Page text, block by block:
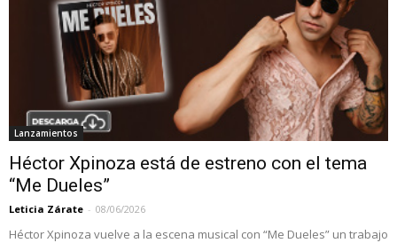
Lanzamientos
Héctor Xpinoza está de estreno con el tema
“Me Dueles”
Leticia Zárate - 08/06/2026
Héctor Xpinoza vuelve a la escena musical con “Me Dueles” un trabajo